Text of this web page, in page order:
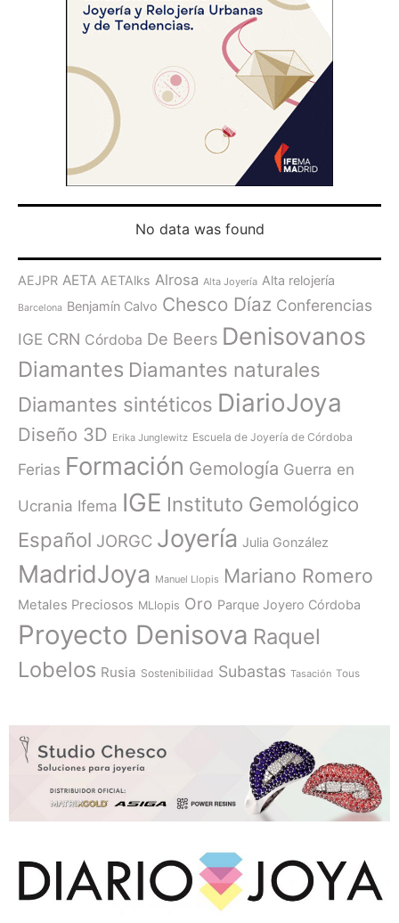
No data was found
AEJPR AETA AETAlks Alrosa Alta Joyería Alta relojería
Barcelona Benjamín Calvo Chesco Díaz Conferencias
IGE CRN Córdoba De Beers Denisovanos
Diamantes Diamantes naturales
Diamantes sintéticos DiarioJoya
Diseño 3D Erika Junglewitz Escuela de Joyería de Córdoba
Ferias Formación Gemología Guerra en
Ucrania Ifema IGE Instituto Gemológico
Español JORGC Joyería Julia González
MadridJoya Manuel Llopis Mariano Romero
Metales Preciosos MLlopis Oro Parque Joyero Córdoba
Proyecto Denisova Raquel
Lobelos Rusia Sostenibilidad Subastas Tasación Tous